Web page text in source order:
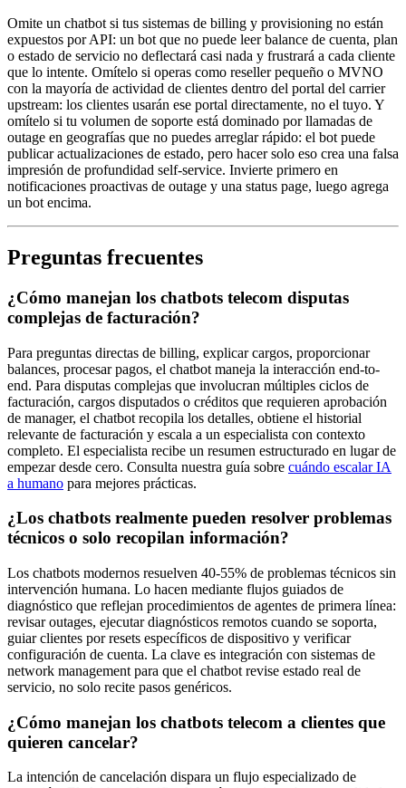
Omite un chatbot si tus sistemas de billing y provisioning no están
expuestos por API: un bot que no puede leer balance de cuenta, plan
o estado de servicio no deflectará casi nada y frustrará a cada cliente
que lo intente. Omítelo si operas como reseller pequeño o MVNO
con la mayoría de actividad de clientes dentro del portal del carrier
upstream: los clientes usarán ese portal directamente, no el tuyo. Y
omítelo si tu volumen de soporte está dominado por llamadas de
outage en geografías que no puedes arreglar rápido: el bot puede
publicar actualizaciones de estado, pero hacer solo eso crea una falsa
impresión de profundidad self-service. Invierte primero en
notificaciones proactivas de outage y una status page, luego agrega
un bot encima.
Preguntas frecuentes
¿Cómo manejan los chatbots telecom disputas
complejas de facturación?
Para preguntas directas de billing, explicar cargos, proporcionar
balances, procesar pagos, el chatbot maneja la interacción end-to-
end. Para disputas complejas que involucran múltiples ciclos de
facturación, cargos disputados o créditos que requieren aprobación
de manager, el chatbot recopila los detalles, obtiene el historial
relevante de facturación y escala a un especialista con contexto
completo. El especialista recibe un resumen estructurado en lugar de
empezar desde cero. Consulta nuestra guía sobre cuándo escalar IA
a humano para mejores prácticas.
¿Los chatbots realmente pueden resolver problemas
técnicos o solo recopilan información?
Los chatbots modernos resuelven 40-55% de problemas técnicos sin
intervención humana. Lo hacen mediante flujos guiados de
diagnóstico que reflejan procedimientos de agentes de primera línea:
revisar outages, ejecutar diagnósticos remotos cuando se soporta,
guiar clientes por resets específicos de dispositivo y verificar
configuración de cuenta. La clave es integración con sistemas de
network management para que el chatbot revise estado real de
servicio, no solo recite pasos genéricos.
¿Cómo manejan los chatbots telecom a clientes que
quieren cancelar?
La intención de cancelación dispara un flujo especializado de